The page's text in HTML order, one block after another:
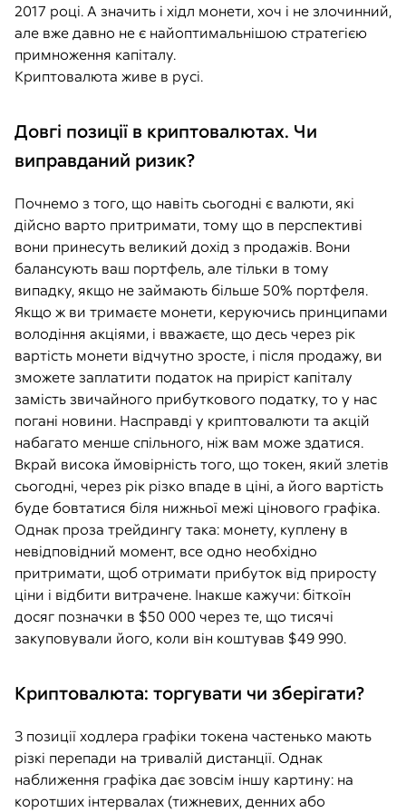
2017 році. А значить і хідл монети, хоч і не злочинний,
але вже давно не є найоптимальнішою стратегією
примноження капіталу.
Криптовалюта живе в русі.
Довгі позиції в криптовалютах. Чи
виправданий ризик?
Почнемо з того, що навіть сьогодні є валюти, які
дійсно варто притримати, тому що в перспективі
вони принесуть великий дохід з продажів. Вони
балансують ваш портфель, але тільки в тому
випадку, якщо не займають більше 50% портфеля.
Якщо ж ви тримаєте монети, керуючись принципами
володіння акціями, і вважаєте, що десь через рік
вартість монети відчутно зросте, і після продажу, ви
зможете заплатити податок на приріст капіталу
замість звичайного прибуткового податку, то у нас
погані новини. Насправді у криптовалюти та акцій
набагато менше спільного, ніж вам може здатися.
Вкрай висока ймовірність того, що токен, який злетів
сьогодні, через рік різко впаде в ціні, а його вартість
буде бовтатися біля нижньої межі цінового графіка.
Однак проза трейдингу така: монету, куплену в
невідповідний момент, все одно необхідно
притримати, щоб отримати прибуток від приросту
ціни і відбити витрачене. Інакше кажучи: біткоїн
досяг позначки в $50 000 через те, що тисячі
закуповували його, коли він коштував $49 990.
Криптовалюта: торгувати чи зберігати?
З позиції ходлера графіки токена частенько мають
різкі перепади на тривалій дистанції. Однак
наближення графіка дає зовсім іншу картину: на
коротших інтервалах (тижневих, денних або